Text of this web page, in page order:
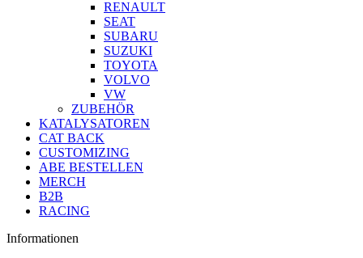
RENAULT
SEAT
SUBARU
SUZUKI
TOYOTA
VOLVO
VW
ZUBEHÖR
KATALYSATOREN
CAT BACK
CUSTOMIZING
ABE BESTELLEN
MERCH
B2B
RACING
Informationen